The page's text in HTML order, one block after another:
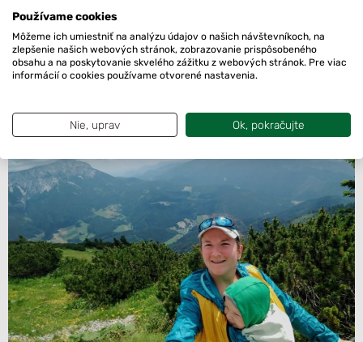
Patrika už kočík nebaví, vyberiem ho v kosodrevine,
sadám na zadok a premýšľam čo ďalej. Len ja a moje
myšlienky, aký nezvyk. Keby bol s nami aj starší (3,5r)
syn, ktorý má požiadavok za troch, takáto kľudná chvíľka
Používame cookies
Môžeme ich umiestniť na analýzu údajov o našich návštevníkoch, na
zlepšenie našich webových stránok, zobrazovanie prispôsobeného
obsahu a na poskytovanie skvelého zážitku z webových stránok. Pre viac
informácií o cookies používame otvorené nastavenia.
Nie, uprav Ok, pokračujte